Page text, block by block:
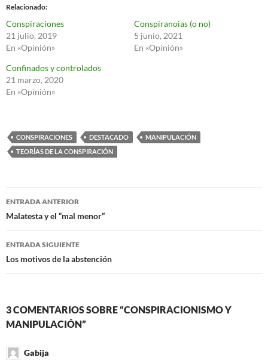
Relacionado
Conspiraciones
21 julio, 2019
En «Opinión»
Conspiranoias (o no)
5 junio, 2021
En «Opinión»
Confinados y controlados
21 marzo, 2020
En «Opinión»
CONSPIRACIONES DESTACADO
MANIPULACIÓN
TEORÍAS DE LA CONSPIRACIÓN
Navegación
de
entradas
ENTRADA ANTERIOR
Malatesta y el “mal menor”
ENTRADA SIGUIENTE
Los motivos de la abstención
3 COMENTARIOS SOBRE “CONSPIRACIONISMO Y
MANIPULACIÓN”
Gabija